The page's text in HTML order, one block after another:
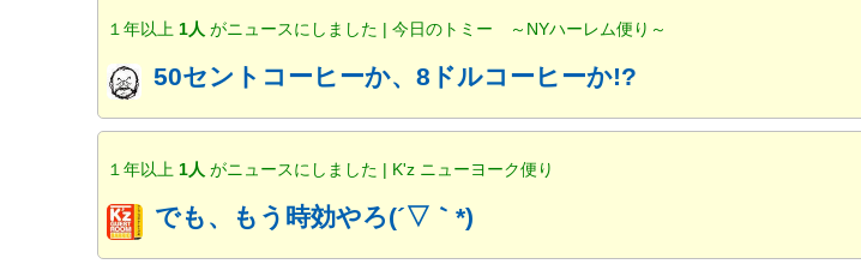
１年以上1人がニュースにしました | 今日のトミー ～NYハーレム便り～
50セントコーヒーか、8ドルコーヒーか!?
１年以上1人がニュースにしました | K'z ニューヨーク便り
でも、もう時効やろ(´▽｀*)